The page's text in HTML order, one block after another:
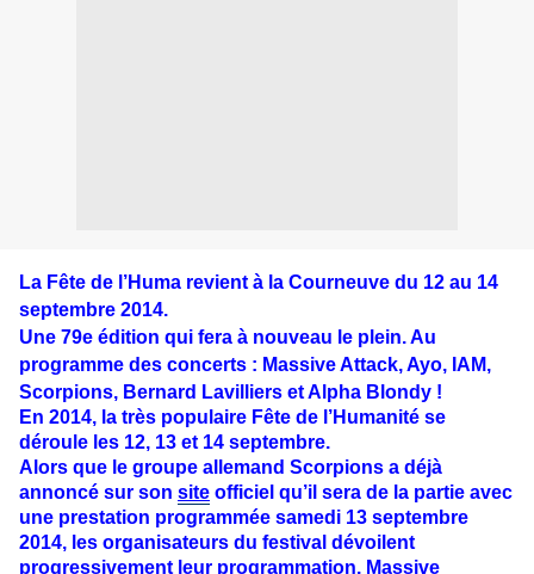
La Fête de l’Huma revient à la Courneuve du 12 au 14
septembre 2014.
Une 79e édition qui fera à nouveau le plein. Au
programme des concerts : Massive Attack, Ayo, IAM,
Scorpions, Bernard Lavilliers et Alpha Blondy !
En 2014, la très populaire Fête de l’Humanité se
déroule les 12, 13 et 14 septembre.
Alors que le groupe allemand Scorpions a déjà
annoncé sur son site officiel qu’il sera de la partie avec
une prestation programmée samedi 13 septembre
2014, les organisateurs du festival dévoilent
progressivement leur programmation. Massive